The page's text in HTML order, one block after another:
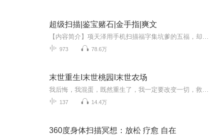
超级扫描|鉴宝赌石|金手指|爽文
973 78.6万
末世重生I末世桃园I末世农场
137 14.4万
360度身体扫描冥想：放松 疗愈 自在